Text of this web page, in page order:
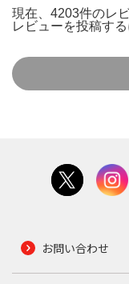
現在、4203件のレ
レビューを投稿す
お問い合わせ